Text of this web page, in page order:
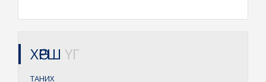
ХӨРШ ҮГ
ТАНИХ